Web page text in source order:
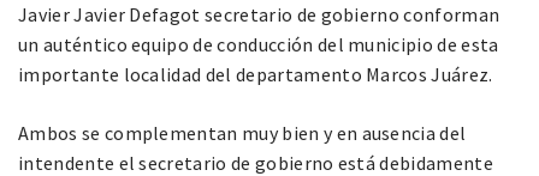
Javier Javier Defagot secretario de gobierno conforman
un auténtico equipo de conducción del municipio de esta
importante localidad del departamento Marcos Juárez.
Ambos se complementan muy bien y en ausencia del
intendente el secretario de gobierno está debidamente